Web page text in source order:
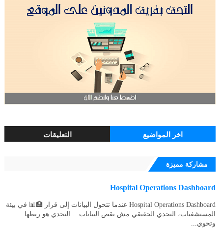
اخر المواضيع التعليقات
مشاركة مميزة
Hospital Operations Dashboard
Hospital Operations Dashboard عندما تتحول البيانات إلى قرار 🏥📊 في بيئة
المستشفيات، التحدي الحقيقي مش نقص البيانات… التحدي هو ربطها
وتحوي...